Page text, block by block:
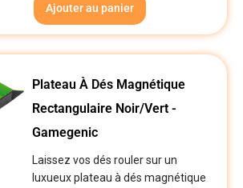
Ajouter au panier
Plateau À Dés Magnétique
Rectangulaire Noir/Vert -
Gamegenic
Laissez vos dés rouler sur un
luxueux plateau à dés magnétique